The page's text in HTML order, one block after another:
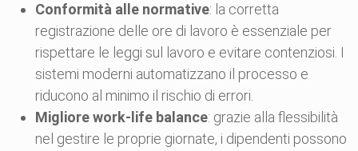
Conformità alle normative: la corretta
registrazione delle ore di lavoro è essenziale per
rispettare le leggi sul lavoro e evitare contenziosi. I
sistemi moderni automatizzano il processo e
riducono al minimo il rischio di errori.
Migliore work-life balance: grazie alla flessibilità
nel gestire le proprie giornate, i dipendenti possono